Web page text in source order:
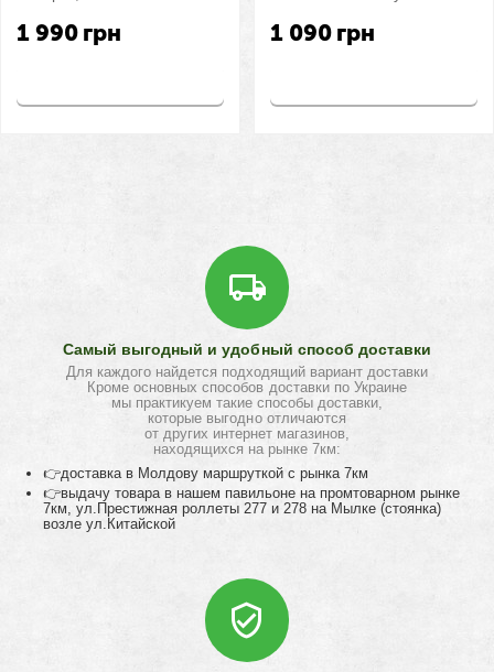
1 990 грн
VERONESE
1 090 грн
Самый выгодный и удобный способ доставки
Для каждого найдется подходящий вариант доставки
Кроме основных способов доставки по Украине
мы практикуем такие способы доставки,
которые выгодно отличаются
от других интернет магазинов,
находящихся на рынке 7км:
👉доставка в Молдову маршруткой с рынка 7км
👉выдачу товара в нашем павильоне на промтоварном рынке
7км, ул.Престижная роллеты 277 и 278 на Мылке (стоянка)
возле ул.Китайской